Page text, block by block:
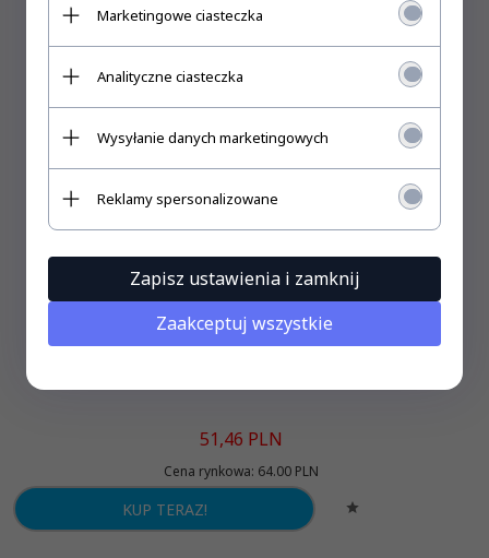
51,46 PLN
Cena rynkowa: 64.00 PLN
KUP TERAZ!
Marketingowe ciasteczka
Analityczne ciasteczka
Wysyłanie danych marketingowych
Reklamy spersonalizowane
Zapisz ustawienia i zamknij
Zaakceptuj wszystkie